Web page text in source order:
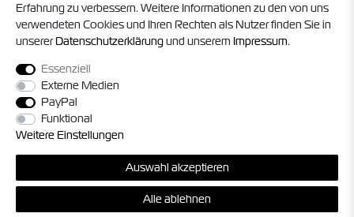
© 2026 Timo Struck und Jörg Militzer GbR. Alle Rechte vorbehalten. Alle
Preise inkl. gesetzl. MwSt. zzgl.Versandkosten, sofern nicht anders
angegeben.
Erfahrung zu verbessern. Weitere Informationen zu den von uns
verwendeten Cookies und Ihren Rechten als Nutzer finden Sie in
unsererDaten­schutz­erklärungund unserem Impressum.
Essenziell
Externe Medien
PayPal
Funktional
Weitere Einstellungen
Auswahl akzeptieren
Alle ablehnen